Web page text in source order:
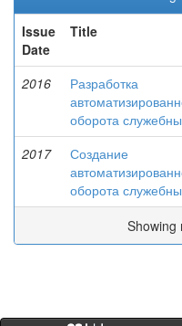
Issue
Date
Title
2016
Разработка
оборота
2017
Создание
оборота
Showing